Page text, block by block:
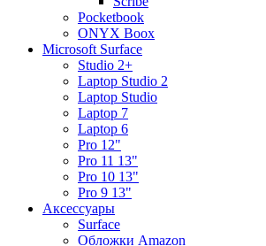
Pocketbook
ONYX Boox
Microsoft Surface
Studio 2+
Laptop Studio 2
Laptop Studio
Laptop 7
Laptop 6
Pro 12"
Pro 11 13"
Pro 10 13"
Pro 9 13"
Аксессуары
Surface
Обложки Amazon